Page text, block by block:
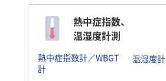
熱中症指数、
温湿度計測
熱中症指数計／WBGT
計
温湿度計